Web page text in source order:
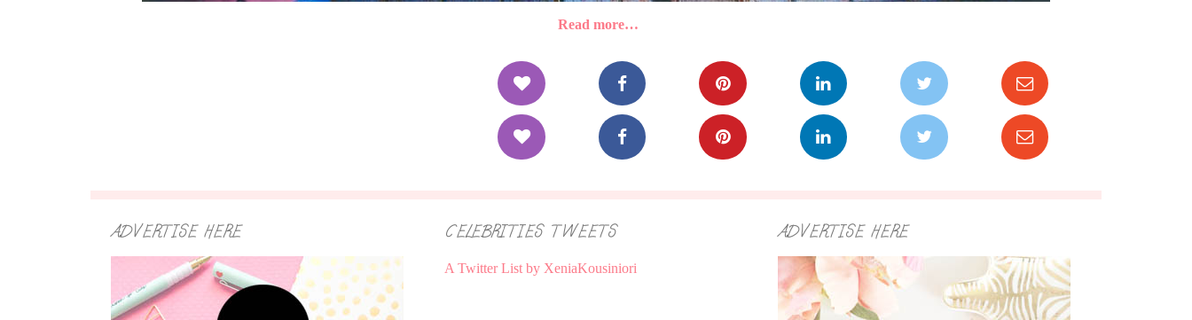
Read more…
ADVERTISE HERE CELEBRITIES TWEETS
A Twitter List by XeniaKousiniori
ADVERTISE HERE